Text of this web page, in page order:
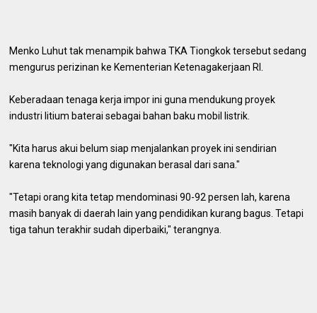
Menko Luhut tak menampik bahwa TKA Tiongkok tersebut sedang
mengurus perizinan ke Kementerian Ketenagakerjaan RI.
Keberadaan tenaga kerja impor ini guna mendukung proyek
industri litium baterai sebagai bahan baku mobil listrik.
"Kita harus akui belum siap menjalankan proyek ini sendirian
karena teknologi yang digunakan berasal dari sana."
"Tetapi orang kita tetap mendominasi 90-92 persen lah, karena
masih banyak di daerah lain yang pendidikan kurang bagus. Tetapi
tiga tahun terakhir sudah diperbaiki," terangnya.